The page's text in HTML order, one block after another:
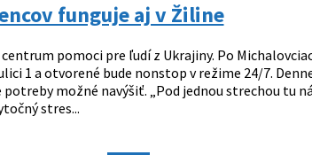
funguje aj v Žiline
pomoci pre ľudí z Ukrajiny. Po
1 a otvorené bude nonstop v režime 24/7.
možné navýšiť. „Pod jednou strechou tu
stres...